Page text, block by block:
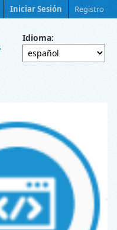
Iniciar Sesión Registro
Idioma